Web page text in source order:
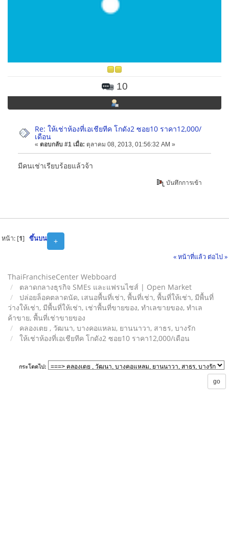
10
Re: ให้เช่าห้องที่เอเชียทีค โกดัง2 ซอย10 ราคา12,000/
เดือน
« ตอบกลับ #1 เมื่อ: ตุลาคม 08, 2013, 01:56:32 AM »
มีคนเช่าเรียบร้อยแล้วจ้า
บันทึกการเข้า
+
หน้า: [1] ขึ้นบน
« หน้าที่แล้ว ต่อไป »
ThaiFranchiseCenter Webboard
ตลาดกลางธุรกิจ SMEs และแฟรนไชส์ | Open Market
ปล่อยล็อคตลาดนัด, เสนอพื้นที่เช่า, พื้นที่เช่า, พื้นที่ให้เช่า, มีพื้นที่
ว่างให้เช่า, มีพื้นที่ให้เช่า, เช่าพื้นที่ขายของ, ทําเลขายของ, ทำเล
ค้าขาย, พื้นที่เช่าขายของ
คลองเตย , วัฒนา, บางคอแหลม, ยานนาวา, สาธร, บางรัก
ให้เช่าห้องที่เอเชียทีค โกดัง2 ซอย10 ราคา12,000/เดือน
กระโดดไป: